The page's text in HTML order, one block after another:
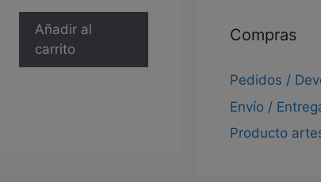
original
era:
29,00 €.
actual
Añadir al
carrito
Compras
Pedidos /
Envío /
Producto